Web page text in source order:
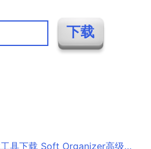
Organizer高级软件卸载工具 v7.44 特别版